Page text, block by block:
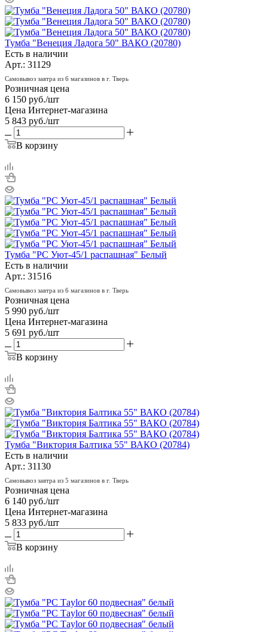
Тумба "Венеция Ладога 50" ВАКО (20780)
Есть в наличии
Арт.: 31129
Самовывоз завтра из 6 магазинов в г. Тверь
Розничная цена
6 150 руб./шт
Цена Интернет-магазина
5 843 руб./шт
В корзину
Тумба "РС Уют-45/1 распашная" Белый
Есть в наличии
Арт.: 31516
Самовывоз завтра из 6 магазинов в г. Тверь
Розничная цена
5 990 руб./шт
Цена Интернет-магазина
5 691 руб./шт
В корзину
Тумба "Виктория Балтика 55" ВАКО (20784)
Есть в наличии
Арт.: 31130
Самовывоз завтра из 5 магазинов в г. Тверь
Розничная цена
6 140 руб./шт
Цена Интернет-магазина
5 833 руб./шт
В корзину